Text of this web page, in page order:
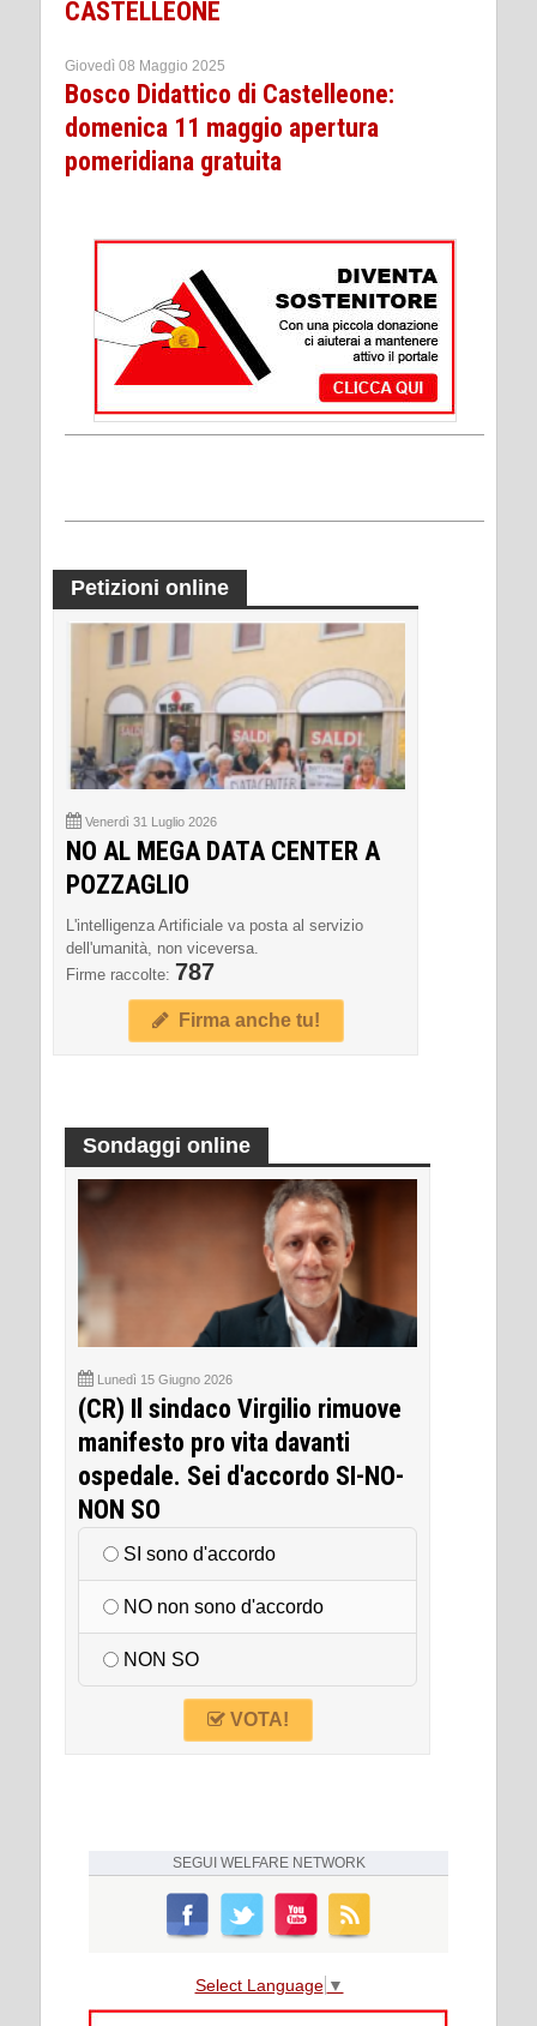
CASTELLEONE
Giovedì 08 Maggio 2025
Bosco Didattico di Castelleone:
domenica 11 maggio apertura
pomeridiana gratuita
Petizioni online
Venerdì 31 Luglio 2026
NO AL MEGA DATA CENTER A
POZZAGLIO
L'intelligenza Artificiale va posta al servizio
dell'umanità, non viceversa.
Firme raccolte: 787
Firma anche tu!
Sondaggi online
Lunedì 15 Giugno 2026
(CR) Il sindaco Virgilio rimuove
manifesto pro vita davanti
ospedale. Sei d'accordo SI-NO-
NON SO
SI sono d'accordo
NO non sono d'accordo
NON SO
VOTA!
SEGUI WELFARE NETWORK
Select Language ▼